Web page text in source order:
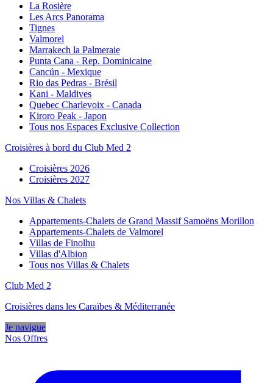
La Rosière
Les Arcs Panorama
Tignes
Valmorel
Marrakech la Palmeraie
Punta Cana - Rep. Dominicaine
Cancún - Mexique
Rio das Pedras - Brésil
Kani - Maldives
Quebec Charlevoix - Canada
Kiroro Peak - Japon
Tous nos Espaces Exclusive Collection
Croisières à bord du Club Med 2
Croisières 2026
Croisières 2027
Nos Villas & Chalets
Appartements-Chalets de Grand Massif Samoëns Morillon
Appartements-Chalets de Valmorel
Villas de Finolhu
Villas d'Albion
Tous nos Villas & Chalets
Club Med 2
Croisières dans les Caraïbes & Méditerranée
Je navigue
Nos Offres